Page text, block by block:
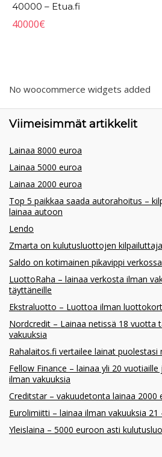
40000 – Etua.fi
40000€
No woocommerce widgets added
Viimeisimmät artikkelit
Lainaa 8000 euroa
Lainaa 5000 euroa
Lainaa 2000 euroa
Top 5 paikkaa saada autorahoitus –
lainaa autoon
Lendo
Zmarta on kulutusluottojen
Saldo on kotimainen pikavippi verkossa
LuottoRaha – lainaa verkosta ilman
täyttäneille
Ekstraluotto – Luottoa ilman
Nordcredit – Lainaa netissä 18 vuotta
vakuuksia
Rahalaitos.fi vertailee lainat puolestasi
Fellow Finance – lainaa yli 20
ilman vakuuksia
Creditstar – vakuudetonta lainaa 2000
Eurolimiitti – lainaa ilman vakuuksia 21
Yleislaina – 5000 euroon asti